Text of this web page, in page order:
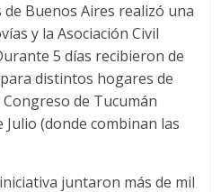
Buenos Aires realizó una
y la Asociación Civil
5 días recibieron de
distintos hogares de
de Tucumán
Julio (donde combinan las
juntaron más de mil